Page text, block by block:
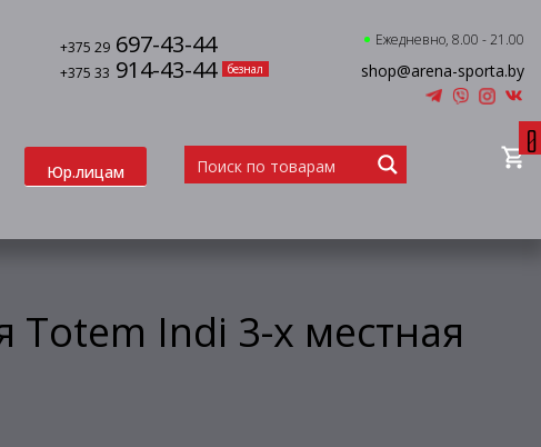
+375 29 697-43-44
+375 33 914-43-44 безнал
Ежедневно, 8.00 - 21.00
shop@arena-sporta.by
Юр.лицам
0
Totem Indi 3-х местная